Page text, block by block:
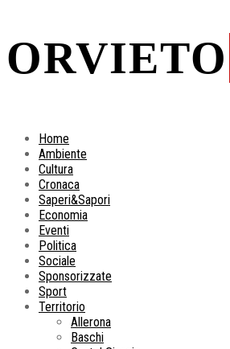
ORVIETO
Home
Ambiente
Cultura
Cronaca
Saperi&Sapori
Economia
Eventi
Politica
Sociale
Sponsorizzate
Sport
Territorio
Allerona
Baschi